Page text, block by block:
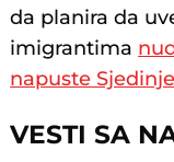
da planira da
imigrantima
napuste
VESTI SA